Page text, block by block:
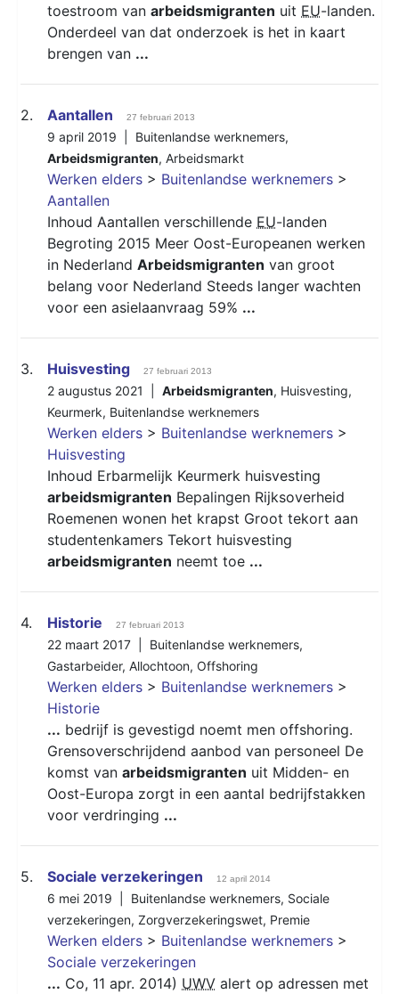
toestroom van arbeidsmigranten uit EU-landen.
Onderdeel van dat onderzoek is het in kaart
brengen van ...
2. Aantallen 27 februari 2013
9 april 2019 | Buitenlandse werknemers,
Arbeidsmigranten, Arbeidsmarkt
Werken elders > Buitenlandse werknemers >
Aantallen
Inhoud Aantallen verschillende EU-landen
Begroting 2015 Meer Oost-Europeanen werken
in Nederland Arbeidsmigranten van groot
belang voor Nederland Steeds langer wachten
voor een asielaanvraag 59% ...
3. Huisvesting 27 februari 2013
2 augustus 2021 | Arbeidsmigranten, Huisvesting,
Keurmerk, Buitenlandse werknemers
Werken elders > Buitenlandse werknemers >
Huisvesting
Inhoud Erbarmelijk Keurmerk huisvesting
arbeidsmigranten Bepalingen Rijksoverheid
Roemenen wonen het krapst Groot tekort aan
studentenkamers Tekort huisvesting
arbeidsmigranten neemt toe ...
4. Historie 27 februari 2013
22 maart 2017 | Buitenlandse werknemers,
Gastarbeider, Allochtoon, Offshoring
Werken elders > Buitenlandse werknemers >
Historie
... bedrijf is gevestigd noemt men offshoring.
Grensoverschrijdend aanbod van personeel De
komst van arbeidsmigranten uit Midden- en
Oost-Europa zorgt in een aantal bedrijfstakken
voor verdringing ...
5. Sociale verzekeringen 12 april 2014
6 mei 2019 | Buitenlandse werknemers, Sociale
verzekeringen, Zorgverzekeringswet, Premie
Werken elders > Buitenlandse werknemers >
Sociale verzekeringen
... Co, 11 apr. 2014) UWV alert op adressen met